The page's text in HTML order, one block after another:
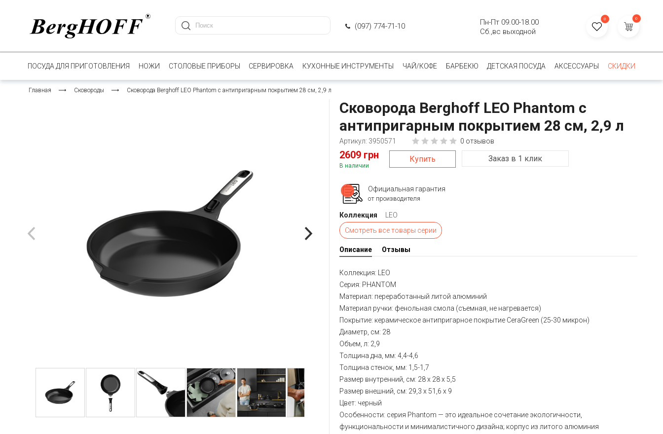
(097) 774-71-10
Пн-Пт 09.00-18.00
Сб.,вс выходной
0 0
ПОСУДА ДЛЯ ПРИГОТОВЛЕНИЯ НОЖИ СТОЛОВЫЕ ПРИБОРЫ СЕРВИРОВКА КУХОННЫЕ ИНСТРУМЕНТЫ ЧАЙ/КОФЕ БАРБЕКЮ ДЕТСКАЯ ПОСУДА АКСЕССУАРЫ СКИДКИ
Главная Сковороды Сковорода Berghoff LEO Phantom c антипригарным покрытием 28 см, 2,9 л
Сковорода Berghoff LEO Phantom c
антипригарным покрытием 28 см, 2,9 л
Артикул: 3950571 0 отзывов
2609 грн
В наличии
Купить Заказ в 1 клик
Официальная гарантия
от производителя
Коллекция
LEO
Смотреть все товары серии
Описание Отзывы
Коллекция: LEО
Серия: PHANTOM
Материал: переработанный литой алюминий
Материал ручки: фенольная смола (съемная, не нагревается)
Покрытие: керамическое антипригарное покрытие CeraGreen (25-30 микрон)
Диаметр, см: 28
Объем, л: 2,9
Толщина дна, мм: 4,4-4,6
Толщина стенок, мм: 1,5-1,7
Размер внутренний, см: 28 x 28 x 5,5
Размер внешний, см: 29,3 x 51,6 x 9
Цвет: черный
Особенности: серия Phantom — это идеальное сочетание экологичности,
функциональности и минималистичного дизайна; корпус из литого алюминия